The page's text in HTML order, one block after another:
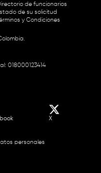
de funcionarios
de su solicitud
y Condiciones
018000123414
X
personales